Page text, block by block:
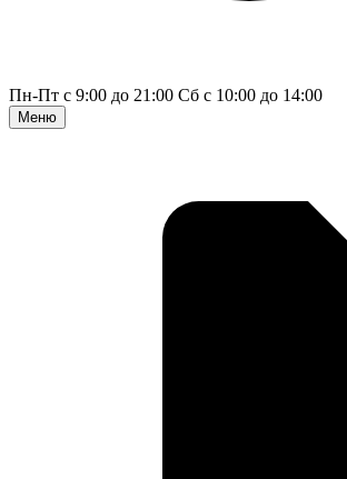
Пн-Пт с 9:00 до 21:00 Сб с 10:00 до 14:00
Меню